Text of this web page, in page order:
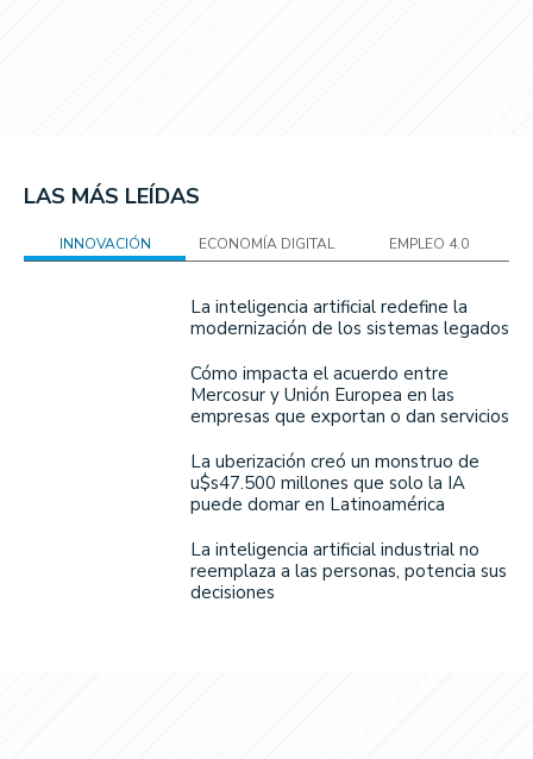
LAS MÁS LEÍDAS
INNOVACIÓN ECONOMÍA DIGITAL EMPLEO 4.0
La inteligencia artificial redefine la
modernización de los sistemas legados
Cómo impacta el acuerdo entre
Mercosur y Unión Europea en las
empresas que exportan o dan servicios
La uberización creó un monstruo de
u$s47.500 millones que solo la IA
puede domar en Latinoamérica
La inteligencia artificial industrial no
reemplaza a las personas, potencia sus
decisiones